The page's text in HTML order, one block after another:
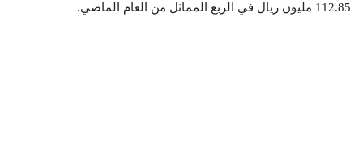
112.85 مليون ريال في الربع المماثل من العام الماضي.